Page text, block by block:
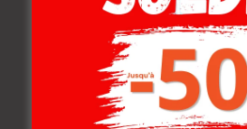
77.400
-30%